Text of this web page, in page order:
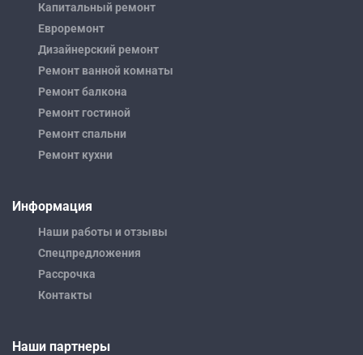
Капитальный ремонт
Евроремонт
Дизайнерский ремонт
Ремонт ванной комнаты
Ремонт балкона
Ремонт гостиной
Ремонт спальни
Ремонт кухни
Информация
Наши работы и отзывы
Спецпредложения
Рассрочка
Контакты
Наши партнеры